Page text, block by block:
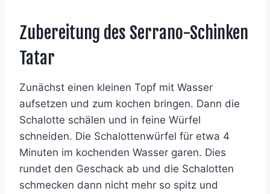
Zubereitung des Serrano-Schinken
Tatar
Zunächst einen kleinen Topf mit Wasser
aufsetzen und zum kochen bringen. Dann die
Schalotte schälen und in feine Würfel
schneiden. Die Schalottenwürfel für etwa 4
Minuten im kochenden Wasser garen. Dies
rundet den Geschack ab und die Schalotten
schmecken dann nicht mehr so spitz und